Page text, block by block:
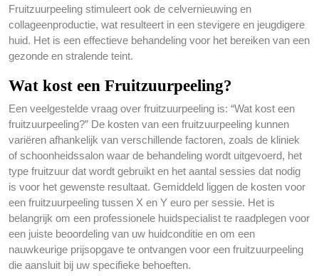
Fruitzuurpeeling stimuleert ook de celvernieuwing en
collageenproductie, wat resulteert in een stevigere en jeugdigere
huid. Het is een effectieve behandeling voor het bereiken van een
gezonde en stralende teint.
Wat kost een Fruitzuurpeeling?
Een veelgestelde vraag over fruitzuurpeeling is: “Wat kost een
fruitzuurpeeling?” De kosten van een fruitzuurpeeling kunnen
variëren afhankelijk van verschillende factoren, zoals de kliniek
of schoonheidssalon waar de behandeling wordt uitgevoerd, het
type fruitzuur dat wordt gebruikt en het aantal sessies dat nodig
is voor het gewenste resultaat. Gemiddeld liggen de kosten voor
een fruitzuurpeeling tussen X en Y euro per sessie. Het is
belangrijk om een professionele huidspecialist te raadplegen voor
een juiste beoordeling van uw huidconditie en om een
nauwkeurige prijsopgave te ontvangen voor een fruitzuurpeeling
die aansluit bij uw specifieke behoeften.